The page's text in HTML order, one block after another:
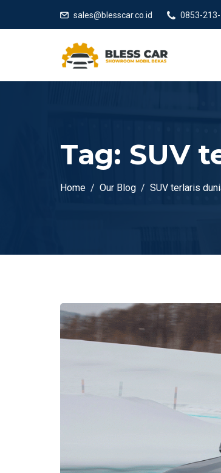
sales@blesscar.co.id 0853-
Tag: SUV
Home Our Blog SUV terlaris